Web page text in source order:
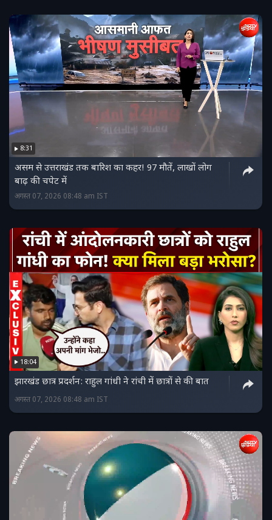
8:31
असम से उत्तराखंड तक बारिश का कहर! 97 मौतें, लाखों लोग
बाढ़ की चपेट में
अगस्त 07, 2026 08:48 am IST
18:04
झारखंड छात्र प्रदर्शन: राहुल गांधी ने रांची में छात्रों से की बात
अगस्त 07, 2026 08:48 am IST